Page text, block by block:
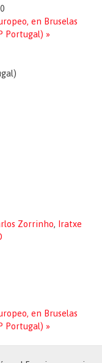
en Bruselas
Portugal) »
Zorrinho, Iratxe
en Bruselas
Portugal) »